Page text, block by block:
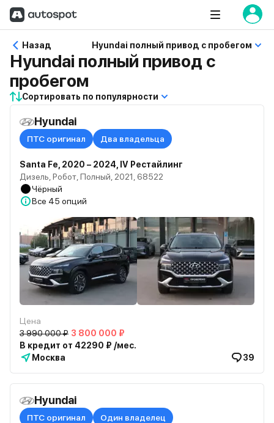
Назад Hyundai полный привод с пробегом
Hyundai полный привод с
пробегом
Сортировать по популярности
Hyundai
ПТС оригинал Два владельца
Santa Fe, 2020 – 2024, IV Рестайлинг
Дизель, Робот, Полный, 2021, 68522
Чёрный
Все 45 опций
Цена
3 990 000 ₽ 3 800 000 ₽
В кредит от 42290 ₽ /мес.
Москва
39
Hyundai
ПТС оригинал Один владелец